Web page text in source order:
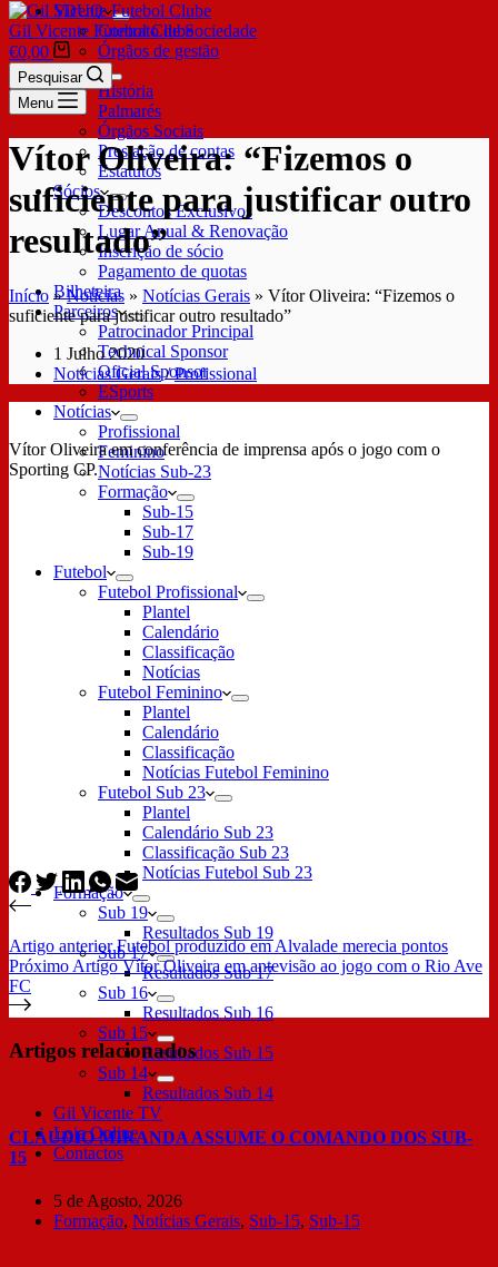
SDUQ
Contrato de Sociedade
Órgãos de gestão
Clube
História
Palmarés
Órgãos Sociais
Prestação de contas
Estatutos
Sócios
Descontos Exclusivos
Lugar Anual & Renovação
Inscrição de sócio
Pagamento de quotas
Bilheteira
Parceiros
Patrocinador Principal
Technical Sponsor
Oficial Sponsor
ESports
Notícias
Profissional
Feminino
Notícias Sub-23
Formação
Sub-15
Sub-17
Sub-19
Futebol
Futebol Profissional
Plantel
Calendário
Classificação
Notícias
Futebol Feminino
Plantel
Calendário
Classificação
Notícias Futebol Feminino
Futebol Sub 23
Plantel
Calendário Sub 23
Classificação Sub 23
Notícias Futebol Sub 23
Formação
Sub 19
Resultados Sub 19
Sub 17
Resultados Sub 17
Sub 16
Resultados Sub 16
Sub 15
Resultados Sub 15
Sub 14
Resultados Sub 14
Gil Vicente TV
Loja Online
Contactos
Gil Vicente Futebol Clube
€0,00
Pesquisar
Menu
Vítor Oliveira: “Fizemos o
suficiente para justificar outro
resultado”
Início »Notícias » Notícias Gerais » Vítor Oliveira: “Fizemos o
suficiente para justificar outro resultado”
1 Julho 2020
Notícias Gerais/Profissional
Vítor Oliveira em conferência de imprensa após o jogo com o
Sporting CP.
Artigo anteriorFutebol produzido em Alvalade merecia pontos
Próximo Artigo Vítor Oliveira em antevisão ao jogo com o Rio Ave
FC
Artigos relacionados
CLÁUDIO MIRANDA ASSUME O COMANDO DOS SUB-
15
5 de Agosto, 2026
Formação, Notícias Gerais, Sub-15, Sub-15